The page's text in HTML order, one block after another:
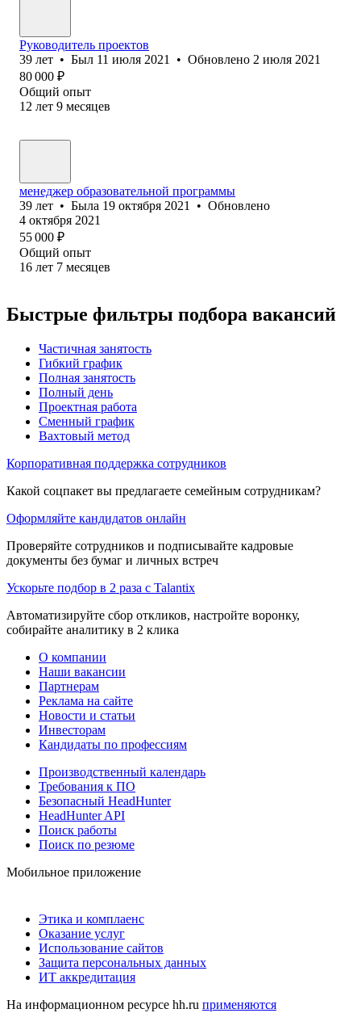
Руководитель проектов
39 лет • Был 11 июля 2021 • Обновлено 2 июля 2021
80 000 ₽
Общий опыт
12 лет 9 месяцев
менеджер образовательной программы
39 лет • Была 19 октября 2021 • Обновлено
4 октября 2021
55 000 ₽
Общий опыт
16 лет 7 месяцев
Быстрые фильтры подбора вакансий
Частичная занятость
Гибкий график
Полная занятость
Полный день
Проектная работа
Сменный график
Вахтовый метод
Корпоративная поддержка сотрудников
Какой соцпакет вы предлагаете семейным сотрудникам?
Оформляйте кандидатов онлайн
Проверяйте сотрудников и подписывайте кадровые
документы без бумаг и личных встреч
Ускорьте подбор в 2 раза с Talantix
Автоматизируйте сбор откликов, настройте воронку,
собирайте аналитику в 2 клика
О компании
Наши вакансии
Партнерам
Реклама на сайте
Новости и статьи
Инвесторам
Кандидаты по профессиям
Производственный календарь
Требования к ПО
Безопасный HeadHunter
HeadHunter API
Поиск работы
Поиск по резюме
Мобильное приложение
Этика и комплаенс
Оказание услуг
Использование сайтов
Защита персональных данных
ИТ аккредитация
На информационном ресурсе hh.ru применяются